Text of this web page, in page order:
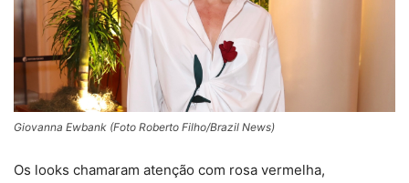
Giovanna Ewbank (Foto Roberto Filho/Brazil News)
Os looks chamaram atenção com rosa vermelha,